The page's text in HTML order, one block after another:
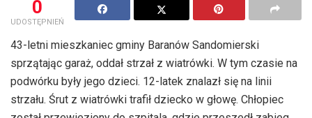
0
UDOSTĘPNIEŃ
43-letni mieszkaniec gminy Baranów Sandomierski
sprzątając garaż, oddał strzał z wiatrówki. W tym czasie na
podwórku były jego dzieci. 12-latek znalazł się na linii
strzału. Śrut z wiatrówki trafił dziecko w głowę. Chłopiec